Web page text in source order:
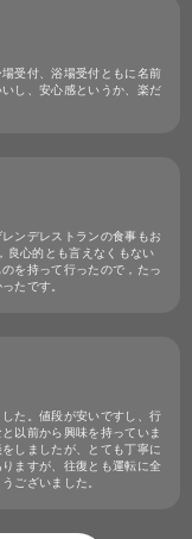
受付、浴場受付ともに名前
し、安心感というか、楽だ
ンデレストランの食事もお
良心的とも言えなくもない
を持って行ったので，たっ
たです。
た。値段が安いですし、行
以前から興味を持っていま
しましたが、とても丁寧に
ますが、往復とも運転に全
ございました。